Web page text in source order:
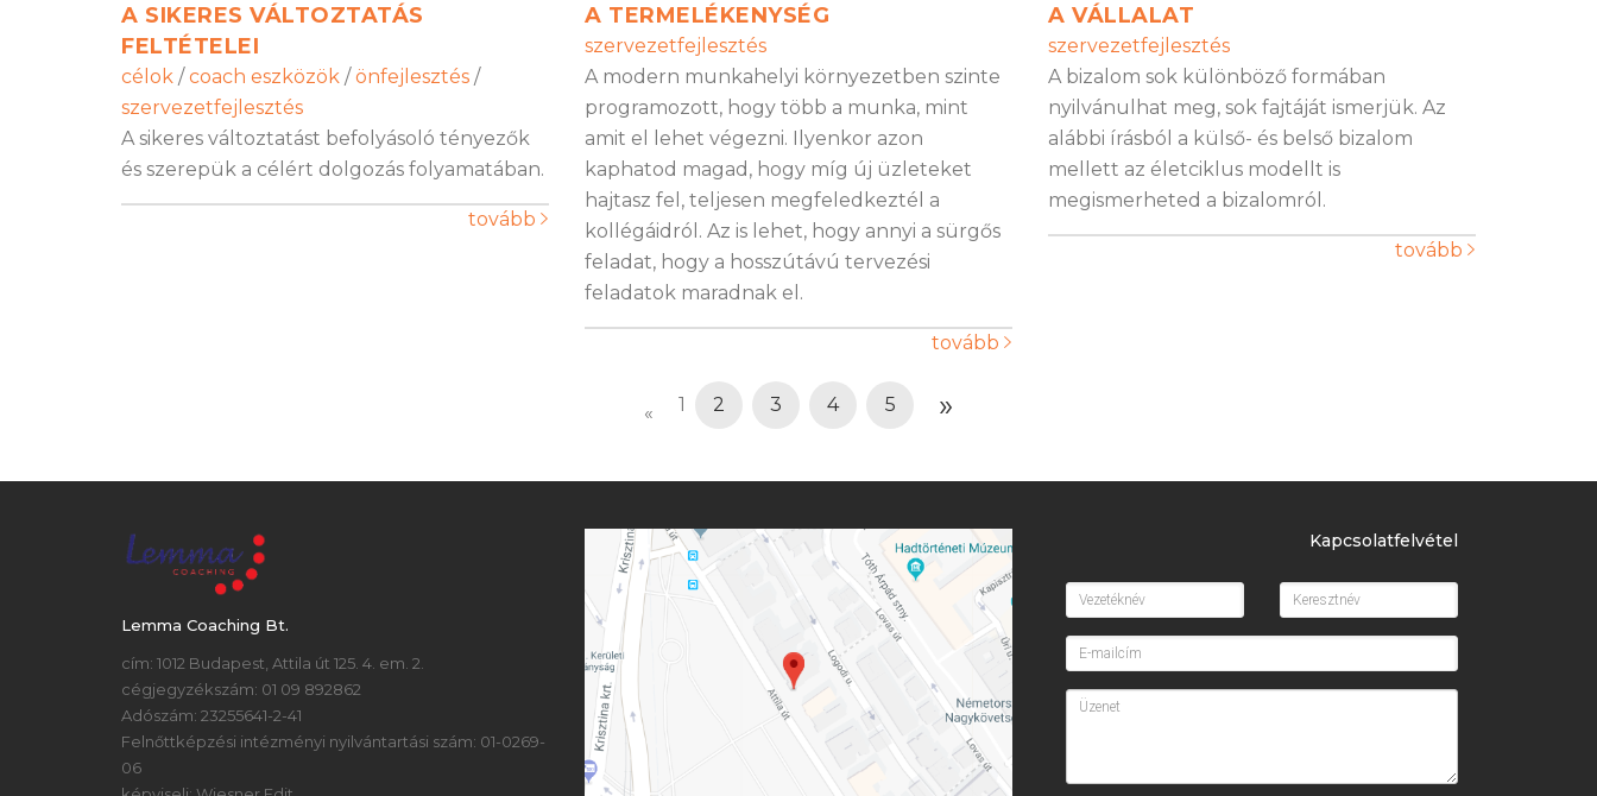
A SIKERES VÁLTOZTATÁS
FELTÉTELEI
célok / coach eszközök / önfejlesztés /
szervezetfejlesztés
A sikeres változtatást befolyásoló tényezők
és szerepük a célért dolgozás folyamatában.
tovább
A TERMELÉKENYSÉG
szervezetfejlesztés
A modern munkahelyi környezetben szinte
programozott, hogy több a munka, mint
amit el lehet végezni. Ilyenkor azon
kaphatod magad, hogy míg új üzleteket
hajtasz fel, teljesen megfeledkeztél a
kollégáidról. Az is lehet, hogy annyi a sürgős
feladat, hogy a hosszútávú tervezési
feladatok maradnak el.
tovább
A VÁLLALAT
szervezetfejlesztés
A bizalom sok különböző formában
nyilvánulhat meg, sok fajtáját ismerjük. Az
alábbi írásból a külső- és belső bizalom
mellett az életciklus modellt is
megismerheted a bizalomról.
tovább
« 1 2 3 4 5 »
Lemma Coaching Bt.
cím: 1012 Budapest, Attila út 125. 4. em. 2.
cégjegyzékszám: 01 09 892862
Adószám: 23255641-2-41
Felnőttképzési intézményi nyilvántartási szám: 01-0269-
06
Kapcsolatfelvétel